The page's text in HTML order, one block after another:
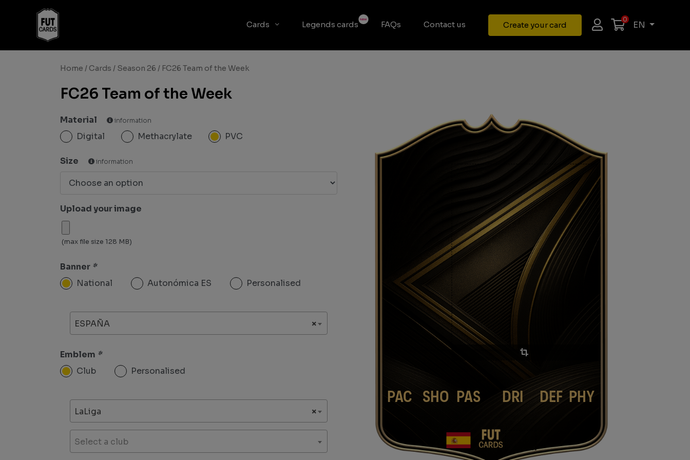
Cards Legends cards FAQs Contact us Create your card
0
EN
Home / Cards / Season 26 / FC26 Team of the Week
FC26 Team of the Week
Material information
Digital Methacrylate PVC
Size information
Upload your image
(max file size 128 MB)
Banner *
National
Autonómica ES Personalised
×
ESPAÑA
Emblem *
Club
Personalised
×
LaLiga
Select a club
PAC PAS DEF
SHO DRI PHY